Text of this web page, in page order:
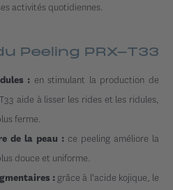
activités quotidiennes.
Peeling PRX-T33
: en stimulant la production de
aide à lisser les rides et les ridules,
ferme.
de la peau : ce peeling améliore la
douce et uniforme.
:grâce à l'acide kojique, le